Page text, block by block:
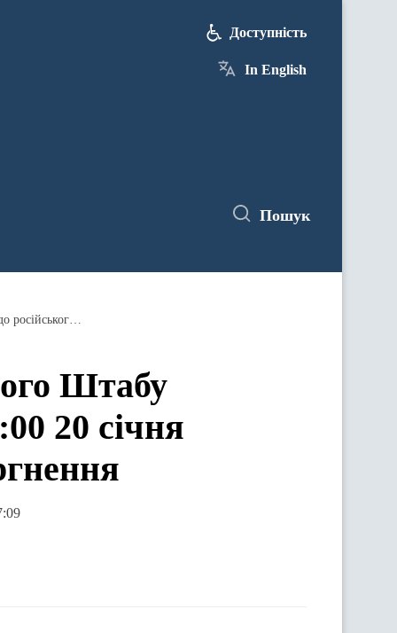
Доступність
In English
Пошук
Оперативна інформація Генерального Штабу Збройних Сил України станом на 06:00 20 січня 2024 року щодо російського вторгнення
Штабу
20 січня